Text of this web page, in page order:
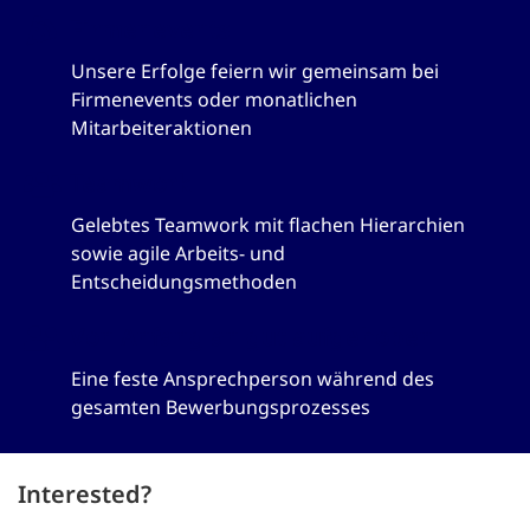
Unsere Erfolge feiern wir gemeinsam bei
Firmenevents oder monatlichen
Mitarbeiteraktionen
Gelebtes Teamwork mit flachen Hierarchien
sowie agile Arbeits- und
Entscheidungsmethoden
Eine feste Ansprechperson während des
gesamten Bewerbungsprozesses
Interested?